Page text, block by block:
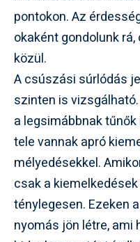
pontokon. Az
okaként gondolunk
közül.
A csúszási súrlódás
szinten is
a legsimábbnak
tele vannak apró
mélyedésekkel.
csak a
ténylegesen. Ezeken
nyomás jön létre,